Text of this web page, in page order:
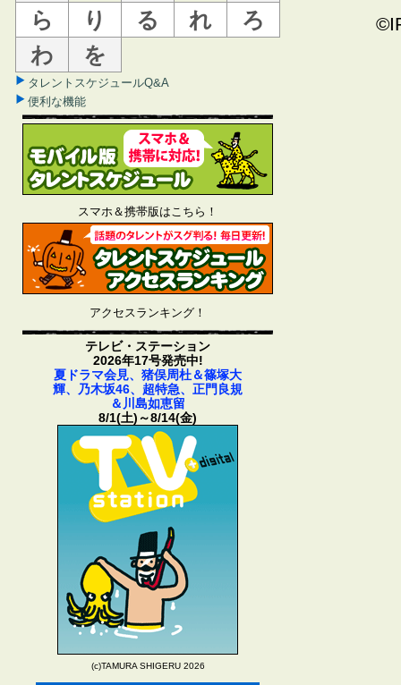
ら
り る れ
ろ
わ
を
タレントスケジュールQ&A
便利な機能
スマホ＆携帯版はこちら！
アクセスランキング！
テレビ・ステーション
2026年17号発売中!
夏ドラマ会見、猪俣周杜＆篠塚大
輝、乃木坂46、超特急、正門良規
＆川島如恵留
8/1(土)～8/14(金)
(c)TAMURA SHIGERU 2026